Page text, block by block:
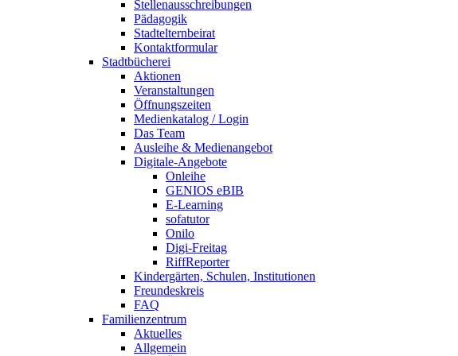
Stellenausschreibungen
Pädagogik
Stadtelternbeirat
Kontaktformular
Stadtbücherei
Aktionen
Veranstaltungen
Öffnungszeiten
Medienkatalog / Login
Das Team
Ausleihe & Medienangebot
Digitale-Angebote
Onleihe
GENIOS eBIB
E-Learning
sofatutor
Onilo
Digi-Freitag
RiffReporter
Kindergärten, Schulen, Institutionen
Freundeskreis
FAQ
Familienzentrum
Aktuelles
Allgemein